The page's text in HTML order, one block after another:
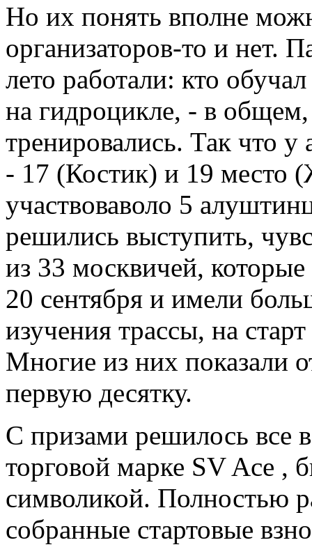
Но их понять вполне
организаторов-то и нет.
лето работали: кто
на гидроцикле, - в
тренировались. Так что
- 17 (Костик) и 19 место
участвоваволо 5
решились выступить,
из 33 москвичей,
20 сентября и имели
изучения трассы, на
Многие из них показали
первую десятку.
С призами решилось все
торговой марке SV Ace ,
символикой. Полностью
собранные стартовые